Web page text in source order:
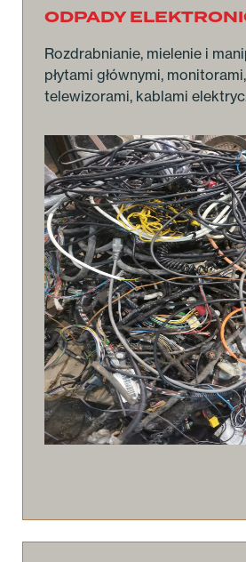
ODPADY
Rozdrabnianie, mielenie i
płytami głównymi,
telewizorami, kablami